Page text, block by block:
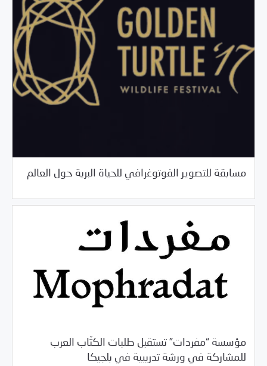
مسابقة للتصوير الفوتوغرافي للحياة البرية حول العالم
مؤسسة “مفردات” تستقبل طلبات الكتّاب العرب
للمشاركة في ورشة تدريبية في بلجيكا
03/26/2018 خبر بارز/فرص التدريب و المشاركة